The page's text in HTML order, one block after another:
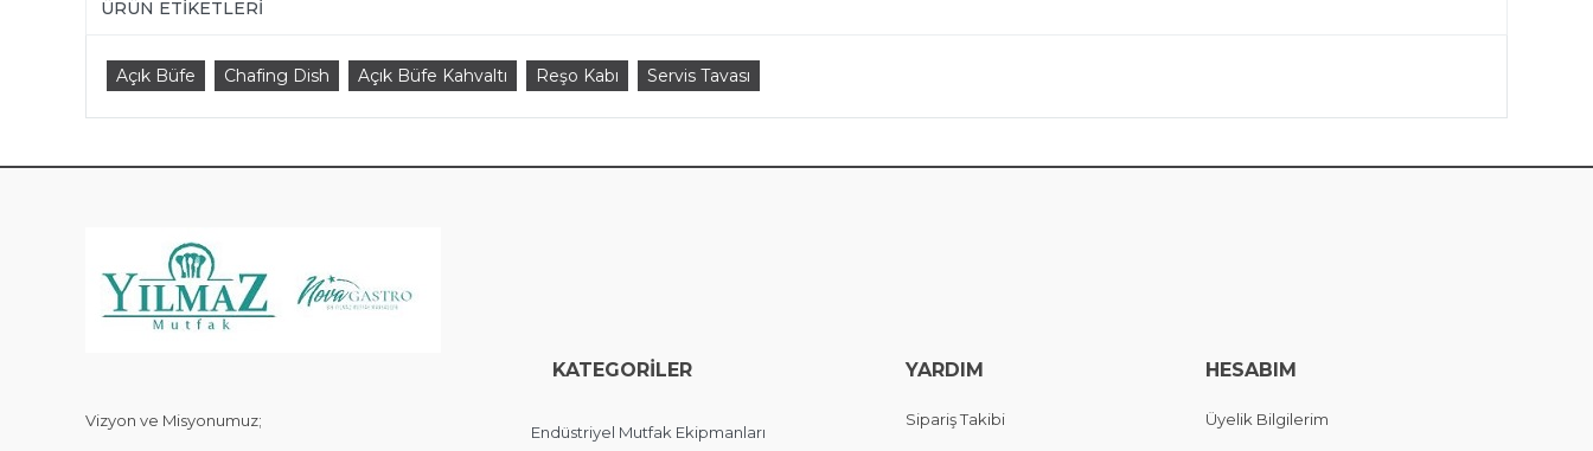
ÜRÜN ETIKETLERI
Açık Büfe Chafing Dish Açık Büfe Kahvaltı Reşo Kabı Servis Tavası
Vizyon ve Misyonumuz;
KATEGORİLER
Endüstriyel Mutfak Ekipmanları
YARDIM
Sipariş Takibi
HESABIM
Üyelik Bilgilerim